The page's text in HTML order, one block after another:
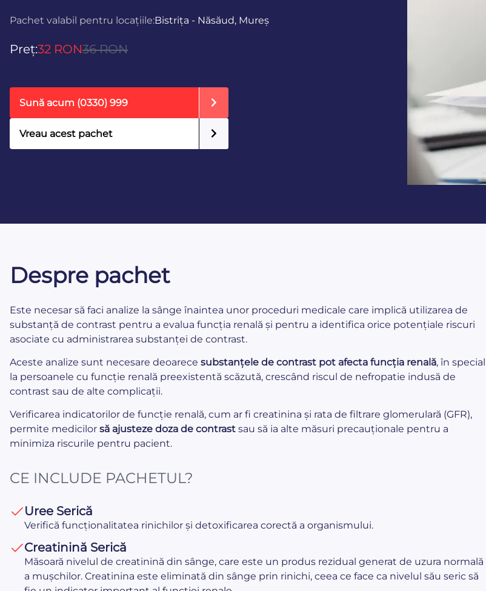
Pachet valabil pentru locațiile:Bistrița - Năsăud, Mureș
Preț:32 RON36 RON
Sună acum (0330) 999
Vreau acest pachet
Despre pachet
Este necesar să faci analize la sânge înaintea unor proceduri medicale care implică utilizarea de
substanță de contrast pentru a evalua funcția renală și pentru a identifica orice potențiale riscuri
asociate cu administrarea substanței de contrast.
Aceste analize sunt necesare deoarece substanțele de contrast pot afecta funcția renală, în special
la persoanele cu funcție renală preexistentă scăzută, crescând riscul de nefropatie indusă de
contrast sau de alte complicații.
Verificarea indicatorilor de funcție renală, cum ar fi creatinina și rata de filtrare glomerulară (GFR),
permite medicilor să ajusteze doza de contrast sau să ia alte măsuri precauționale pentru a
minimiza riscurile pentru pacient.
CE INCLUDE PACHETUL?
Uree Serică
Verifică funcționalitatea rinichilor și detoxificarea corectă a organismului.
Creatinină Serică
Măsoară nivelul de creatinină din sânge, care este un produs rezidual generat de uzura normală
a mușchilor. Creatinina este eliminată din sânge prin rinichi, ceea ce face ca nivelul său seric să